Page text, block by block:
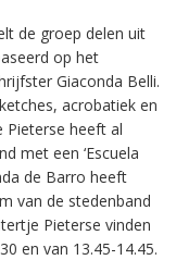
de groep delen uit
op het
Giaconda Belli.
acrobatiek en
Pieterse heeft al
met een ‘Escuela
de Barro heeft
van de stedenband
Pieterse vinden
en van 13.45-14.45.